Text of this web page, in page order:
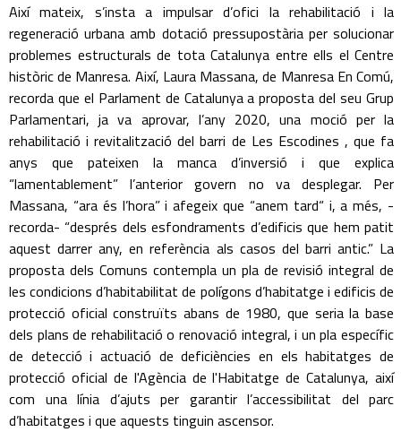
Així mateix, s’insta a impulsar d’ofici la rehabilitació i la
regeneració urbana amb dotació pressupostària per solucionar
problemes estructurals de tota Catalunya entre ells el Centre
històric de Manresa. Així, Laura Massana, de Manresa En Comú,
recorda que el Parlament de Catalunya a proposta del seu Grup
Parlamentari, ja va aprovar, l’any 2020, una moció per la
rehabilitació i revitalització del barri de Les Escodines , que fa
anys que pateixen la manca d’inversió i que explica
“lamentablement” l’anterior govern no va desplegar. Per
Massana, “ara és l’hora” i afegeix que “anem tard“ i, a més, -
recorda- “després dels esfondraments d’edificis que hem patit
aquest darrer any, en referència als casos del barri antic.” La
proposta dels Comuns contempla un pla de revisió integral de
les condicions d’habitabilitat de polígons d’habitatge i edificis de
protecció oficial construïts abans de 1980, que seria la base
dels plans de rehabilitació o renovació integral, i un pla específic
de detecció i actuació de deficiències en els habitatges de
protecció oficial de l'Agència de l'Habitatge de Catalunya, així
com una línia d’ajuts per garantir l’accessibilitat del parc
d’habitatges i que aquests tinguin ascensor.